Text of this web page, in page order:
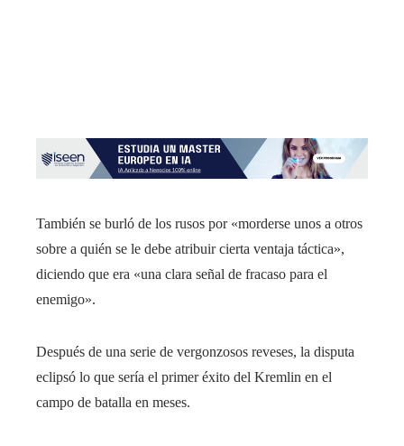
También se burló de los rusos por «morderse unos a otros
sobre a quién se le debe atribuir cierta ventaja táctica»,
diciendo que era «una clara señal de fracaso para el
enemigo».
Después de una serie de vergonzosos reveses, la disputa
eclipsó lo que sería el primer éxito del Kremlin en el
campo de batalla en meses.